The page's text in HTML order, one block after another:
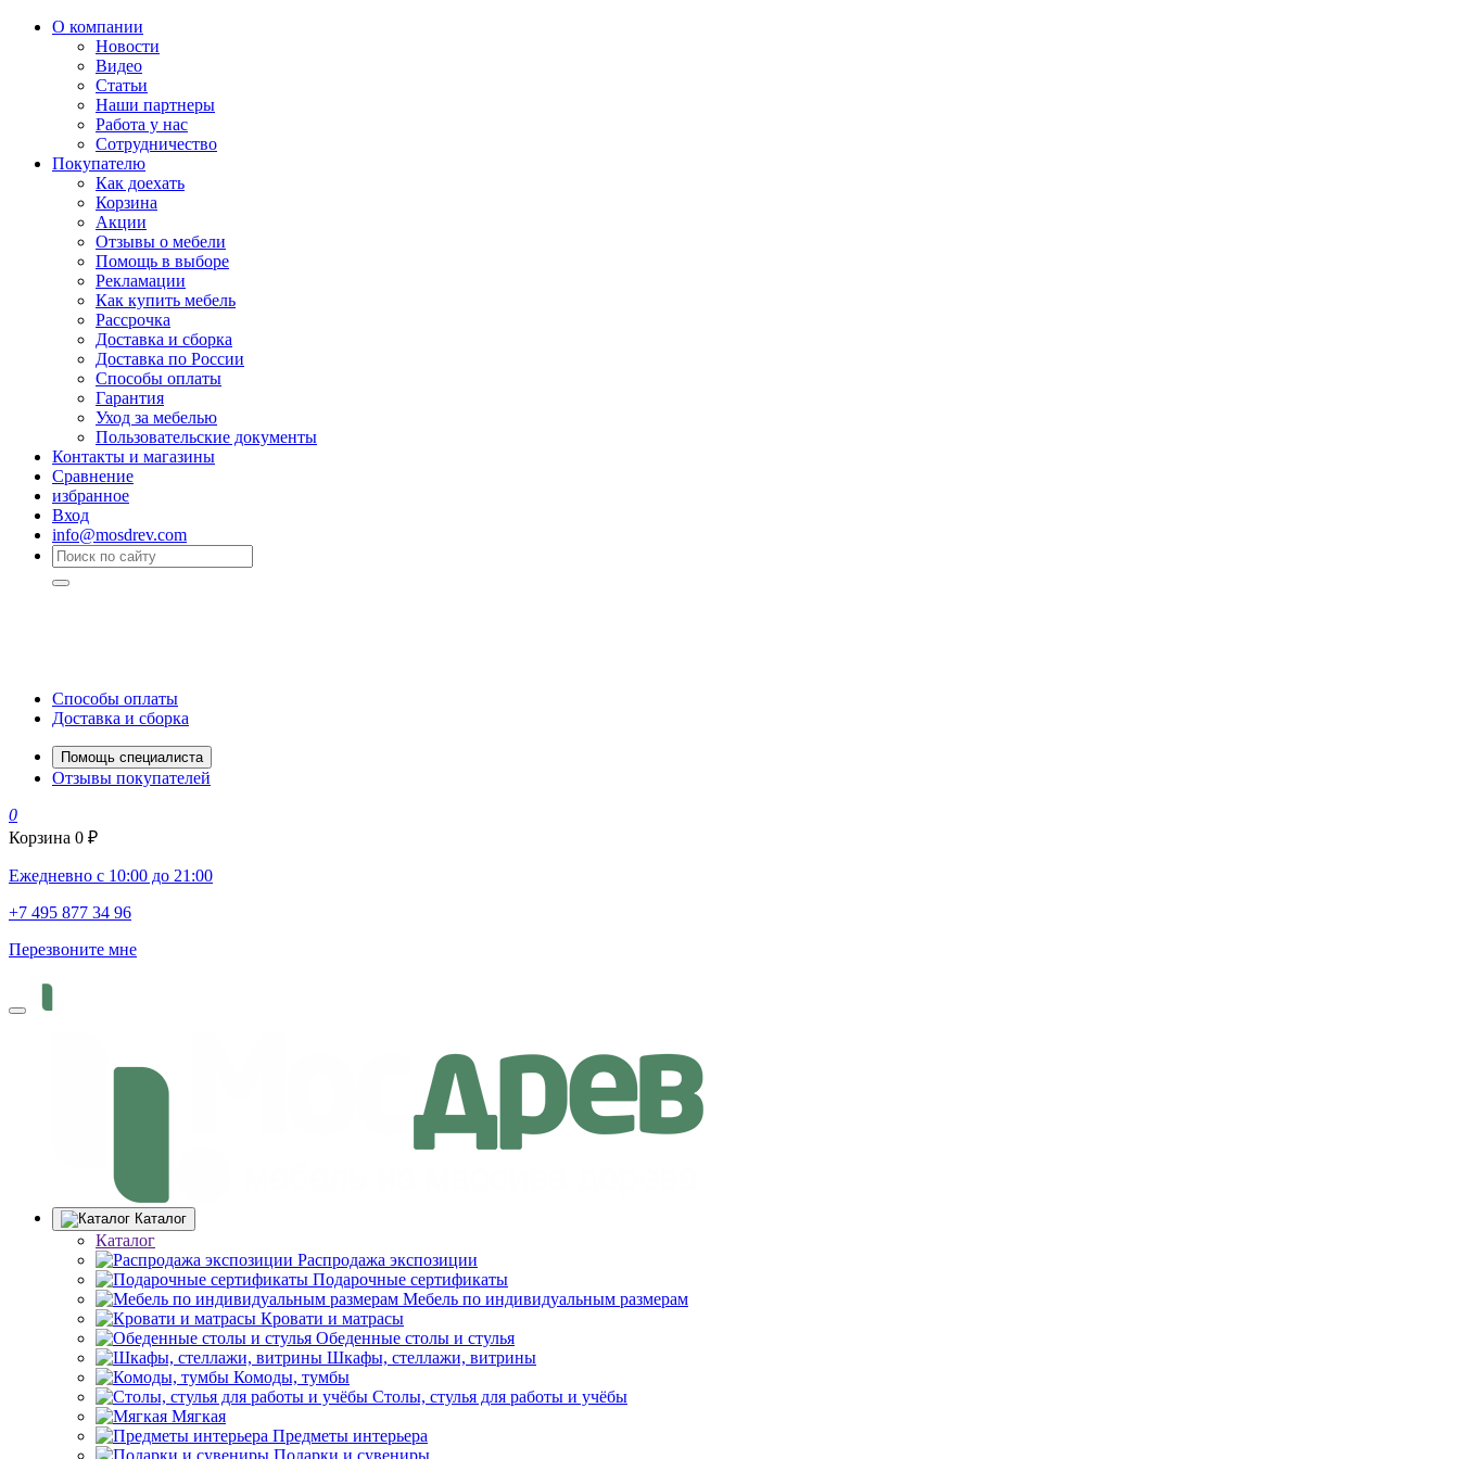
О компании
Новости
Видео
Статьи
Наши партнеры
Работа у нас
Сотрудничество
Покупателю
Как доехать
Корзина
Акции
Отзывы о мебели
Помощь в выборе
Рекламации
Как купить мебель
Рассрочка
Доставка и сборка
Доставка по России
Способы оплаты
Гарантия
Уход за мебелью
Пользовательские документы
Контакты и магазины
Сравнение
избранное
Вход
info@mosdrev.com
Способы оплаты
Доставка и сборка
Помощь специалиста
Отзывы покупателей
0
Корзина 0 ₽
Ежедневно с 10:00 до 21:00
+7 495 877 34 96
Перезвоните мне
Каталог
Каталог
Распродажа экспозиции
Подарочные сертификаты
Мебель по индивидуальным размерам
Кровати и матрасы
Обеденные столы и стулья
Шкафы, стеллажи, витрины
Комоды, тумбы
Столы, стулья для работы и учёбы
Мягкая
Предметы интерьера
Подарки и сувениры